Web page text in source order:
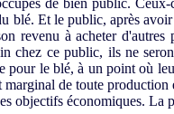
de bien public.
blé. Et le public, après
revenu à acheter
chez ce public, ils ne
pour le blé, à un point où
de toute
objectifs économiques.